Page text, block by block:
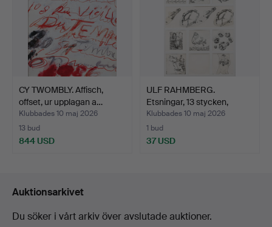
CY TWOMBLY. Affisch,
offset, ur upplagan a…
Klubbades 10 maj 2026
13 bud
844 USD
ULF RAHMBERG.
Etsningar, 13 stycken,
signe…
Klubbades 10 maj 2026
1 bud
37 USD
Auktionsarkivet
Du söker i vårt arkiv över avslutade auktioner.